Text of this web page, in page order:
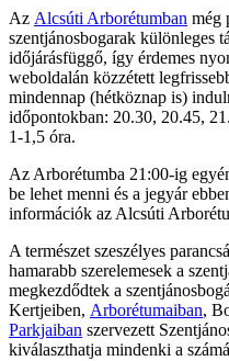
Az Alcsúti Arborétumban még
szentjánosbogarak különleges
időjárásfüggő, így érdemes
weboldalán közzétett
mindennap (hétköznap is)
időpontokban: 20.30, 20.45,
1-1,5 óra.
Az Arborétumba 21:00-ig
be lehet menni és a jegyár
információk az Alcsúti
A természet szeszélyes
hamarabb szerelemesek a
megkezdődtek a
Kertjeiben, Arborétumaiban,
Parkjaiban szervezett
kiválaszthatja mindenki a